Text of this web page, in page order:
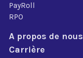
PayRoll
RPO
A propos de nous
Carrière